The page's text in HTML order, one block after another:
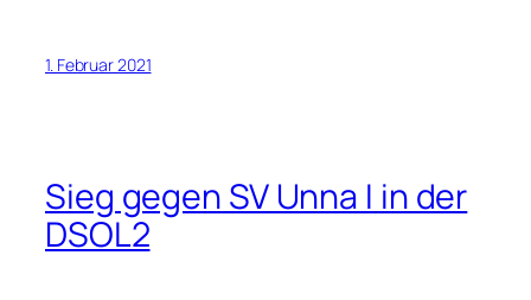
1. Februar 2021
Sieg gegen SV Unna I in der
DSOL2